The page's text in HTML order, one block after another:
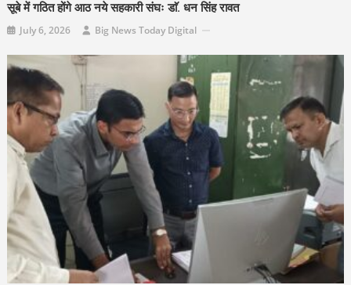
सूबे में गठित होंगे आठ नये सहकारी संघः डाॅ. धन सिंह रावत
July 6, 2026 Big News Today Digital